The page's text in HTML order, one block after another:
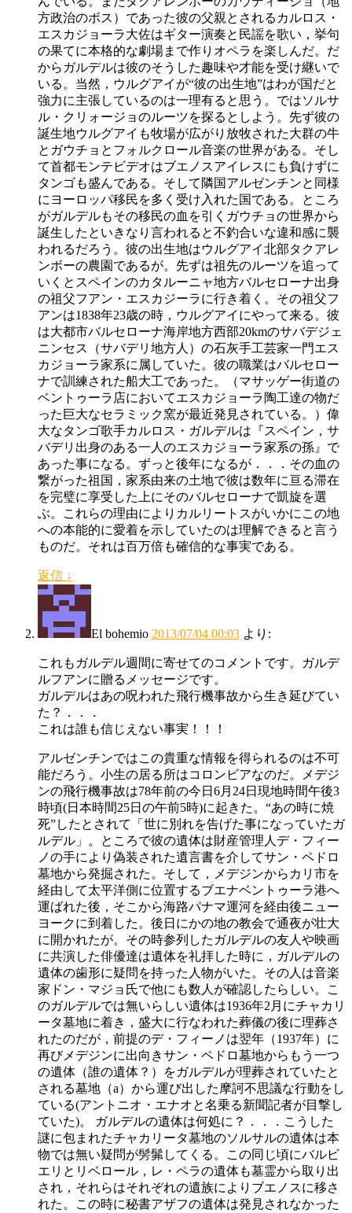
方政治のボス）であった彼の父親とされるカルロス・
エスカジョーラ大佐はギター演奏と民謡を歌い，挙句
の果てに本格的な劇場まで作りオペラを楽しんだ。だ
からガルデルは彼のそうした趣味や才能を受け継いで
いる。当然，ウルグアイが“彼の出生地”はわが国だと
強力に主張しているのは一理有ると思う。ではソルサ
ル・クリォージョのルーツを探るとしよう。先ず彼の
誕生地ウルグアイも牧場が広がり放牧された大群の牛
とガウチョとフォルクロール音楽の世界がある。そし
て首都モンテビデオはブエノスアイレスにも負けずに
タンゴも盛んである。そして隣国アルゼンチンと同様
にヨーロッパ移民を多く受け入れた国である。ところ
がガルデルもその移民の血を引くガウチョの世界から
誕生したといきなり言われると不釣合いな違和感に襲
われるだろう。彼の出生地はウルグアイ北部タクアレ
ンボーの農園であるが。先ずは祖先のルーツを追って
いくとスペインのカタルーニャ地方バルセローナ出身
の祖父フアン・エスカジーラに行き着く。その祖父フ
アンは1838年23歳の時，ウルグアイにやって来る。彼
は大都市バルセローナ海岸地方西部20kmのサバデジェ
ニンセス（サバデリ地方人）の石灰手工芸家一門エス
カジョーラ家系に属していた。彼の職業はバルセロー
ナで訓練された船大工であった。（マサッゲー街道の
ベントゥーラ店においてエスカジョーラ陶工達の物だ
った巨大なセラミック窯が最近発見されている。）偉
大なタンゴ歌手カルロス・ガルデルは『スペイン，サ
バデリ出身のある一人のエスカジョーラ家系の孫』で
あった事になる。ずっと後年になるが．．．その血の
繋がった祖国，家系由来の土地で彼は数年に亘る滞在
を完璧に享受した上にそのバルセローナで凱旋を選
ぶ。これらの理由によりカルリートスがいかにこの地
への本能的に愛着を示していたのは理解できると言う
ものだ。それは百万倍も確信的な事実である。
返信 ↓
El bohemio 2013/07/04 00:03 より:
これもガルデル週間に寄せてのコメントです。ガルデ
ルフアンに贈るメッセージです。
ガルデルはあの呪われた飛行機事故から生き延びてい
た？．．．
これは誰も信じえない事実！！！
アルゼンチンではこの貴重な情報を得られるのは不可
能だろう。小生の居る所はコロンビアなのだ。メデジ
ンの飛行機事故は78年前の今日6月24日現地時間午後3
時頃(日本時間25日の午前5時)に起きた。“あの時に焼
死”したとされて「世に別れを告げた事になっていたガ
ルデル」。ところで彼の遺体は財産管理人デ・フィー
ノの手により偽装された遺言書を介してサン・ペドロ
墓地から発掘された。そして，メデジンからカリ市を
経由して太平洋側に位置するブエナベントゥーラ港へ
運ばれた後，そこから海路パナマ運河を経由後ニュー
ヨークに到着した。後日にかの地の教会で通夜が壮大
に開かれたが。その時参列したガルデルの友人や映画
に共演した俳優達は遺体を礼拝した時に，ガルデルの
遺体の歯形に疑問を持った人物がいた。その人は音楽
家ドン・マジョ氏で他にも数人が確認したらしい。こ
のガルデルでは無いらしい遺体は1936年2月にチャカリ
ータ墓地に着き，盛大に行なわれた葬儀の後に理葬さ
れたのだが，前提のデ・フィーノは翌年（1937年）に
再びメデジンに出向きサン・ペドロ墓地からもう一つ
の遺体（誰の遺体？）をガルデルが理葬されていたと
される墓地（a）から運び出した摩訶不思議な行動をし
ている(アントニオ・エナオと名乗る新聞記者が目撃し
ていた)。 ガルデルの遺体は何処に？．．．こうした
謎に包まれたチャカリータ墓地のソルサルの遺体は本
物では無い疑問が髣髴してくる。この同じ頃にバルビ
エリとリベロール，レ・ペラの遺体も墓霊から取り出
され，それらはそれぞれの遺族によりブエノスに移さ
れた。この時に秘書アザフの遺体は発見されなかった